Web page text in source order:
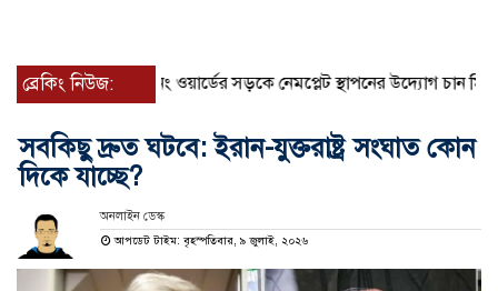
ব্রেকিং নিউজ:৫৩ নং ওয়ার্ডের সড়কে নেমপ্লেট স্থাপনের উদ্যোগ চান মিয়া
সবকিছু দ্রুত ঘটবে: ইরান-যুক্তরাষ্ট্র সংঘাত কোন
দিকে যাচ্ছে?
অনলাইন ডেস্ক
আপডেট টাইম: বৃহস্পতিবার, ৯ জুলাই, ২০২৬